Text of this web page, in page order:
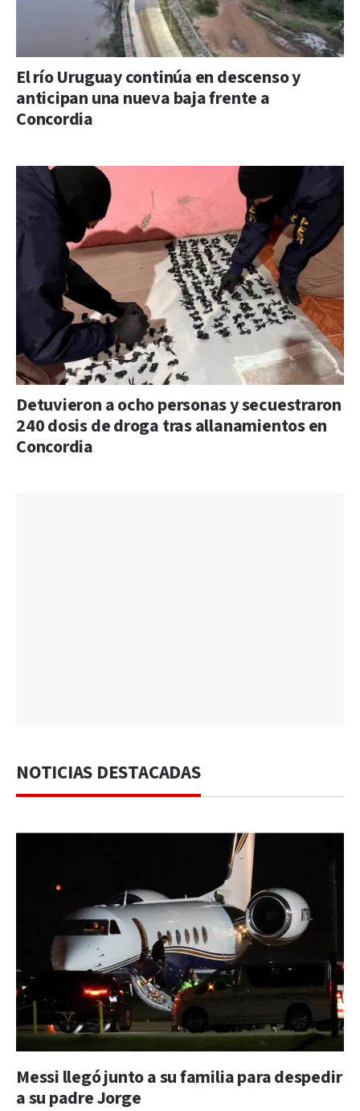
El río Uruguay continúa en descenso y
anticipan una nueva baja frente a
Concordia
Detuvieron a ocho personas y secuestraron
240 dosis de droga tras allanamientos en
Concordia
NOTICIAS DESTACADAS
Messi llegó junto a su familia para despedir
a su padre Jorge